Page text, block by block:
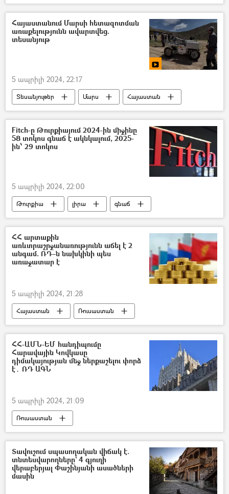
Նիկոլ Փաշինյան
հայ-ադրբեջանական
Ադրբեջան
Եվրամիություն
Արևմուտք
Հայաստանում Մարսի հետազոտման
առաքելությունն ավարտվեց.
տեսանյութ
5 ապրիլի 2024, 22:17
Տեսանյութեր Մարս
Հայաստան
տիեզերք
տիեզերագնաց
Fitch-ը Թուրքիայում 2024-ին միջինը
58 տոկոս գնաճ է ակնկալում, 2025-
ին՝ 29 տոկոս
5 ապրիլի 2024, 22:00
Թուրքիա լիրա
գնաճ
Fitch
ՀՀ արտաքին
առևտրաշրջանառությունն աճել է 2
անգամ. ՌԴ–ն նախկինի պես
առաջատար է
5 ապրիլի 2024, 21:28
Հայաստան
Ռուսաստան
ապրանքաշրջանառություն
առևտուր
Տնտեսություն
Արաբական միացյալ էմիրություններ (ԱՄԷ)
ՀՀ-ԱՄՆ-ԵՄ հանդիպումը
Հարավային Կովկասը
դիմակայության մեջ ներքաշելու փորձ
է․ ՌԴ ԱԳՆ
5 ապրիլի 2024, 21:09
Ռուսաստան
Արտաքին գործերի նախարարություն (ԱԳՆ)
Հայաստան
Եվրամիություն ԱՄՆ
Տավուշում սպասողական վիճակ է.
տնտեսվարողները` 4 գյուղի
վերաբերյալ Փաշինյանի ասածների
մասին